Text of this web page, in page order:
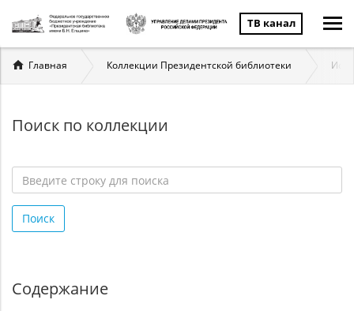
ТВ канал
Вы
здесь
Главная Коллекции Президентской библиотеки
Поиск по коллекции
строку
для
Поиск
Содержание